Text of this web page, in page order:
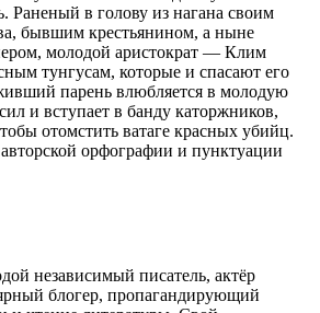
Раненый в голову из нагана своим
бывшим крестьянином, а ныне
молодой аристократ — Клим
тунгусам, которые и спасают его
парень влюбляется в молодую
и вступает в банду каторжников,
отомстить ватаге красных убийц.
орфографии и пунктуации
независимый писатель, актёр
блогер, пропагандирующий